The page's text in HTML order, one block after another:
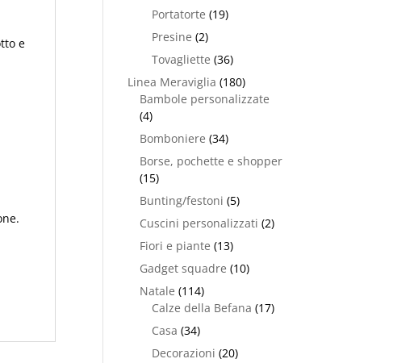
e
Portatorte (19)
Presine (2)
Tovagliette (36)
Linea Meraviglia (180)
Bambole personalizzate
(4)
Bomboniere (34)
Borse, pochette e shopper
(15)
Bunting/festoni (5)
Cuscini personalizzati (2)
Fiori e piante (13)
Gadget squadre (10)
Natale (114)
Calze della Befana (17)
Casa (34)
Decorazioni (20)